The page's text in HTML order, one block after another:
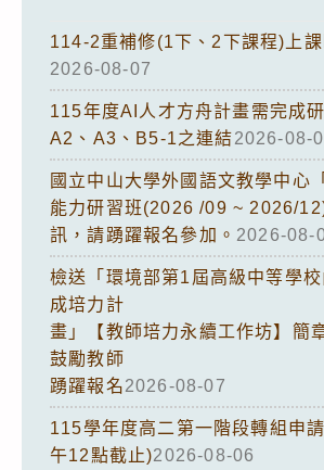
114-2重補修(1下、2下課程)上
2026-08-07
115年度AI人才方舟計畫需完成
A2、A3、B5-1之連結2026-08-
國立中山大學外國語文教學中心
能力研習班(2026 /09 ~ 2026/
訊，請踴躍報名參加。 2026-08-
檢送「環境部第1屆高級中等學
成培力計
畫」【教師培力永續工作坊】簡
鼓勵教師
踴躍報名2026-08-07
115學年度高二第一階段轉組申
午12點截止)2026-08-06